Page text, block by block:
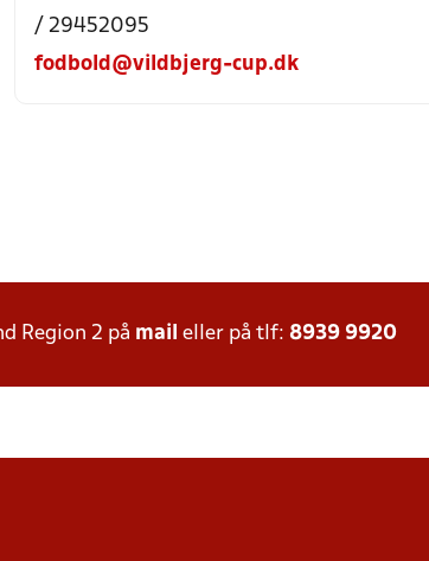
/ 29452095
fodbold@vildbjerg-cup.dk
Region 2 på mail eller på tlf: 8939 9920